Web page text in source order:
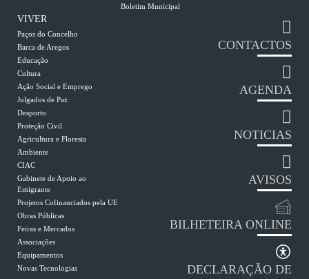
Boletim Municipal
VIVER
Paços do Concelho
Barca de Aregos
Educação
Cultura
Ação Social e Emprego
Julgados de Paz
Desporto
Proteção Civil
Agricultura e Floresta
Ambiente
CIAC
Gabinete de Apoio ao
Emigrante
Projetos Cofinanciados pela UE
Obras Públicas
Feiras e Mercados
Associações
Equipamentos
Novas Tecnologias
CONTACTOS
AGENDA
NOTICIAS
AVISOS
BILHETEIRA ONLINE
DECLARAÇÃO DE